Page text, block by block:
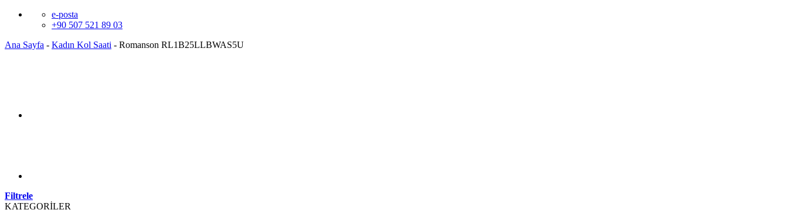
e-posta
+90 507 521 89 03
Ana Sayfa - Kadın Kol Saati - Romanson RL1B25LLBWAS5U
Filtrele
KATEGORİLER